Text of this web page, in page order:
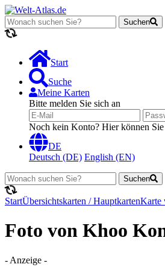
Suchen
Lädt...
Start
Suche
Meine Karten
Bitte melden Sie sich an
Noch kein Konto? Hier können Sie
DE
Deutsch (DE) English (EN)
Suchen
Lädt...
StartÜbersichtskarten / HauptkartenKarte
Foto von Khoo
- Anzeige -